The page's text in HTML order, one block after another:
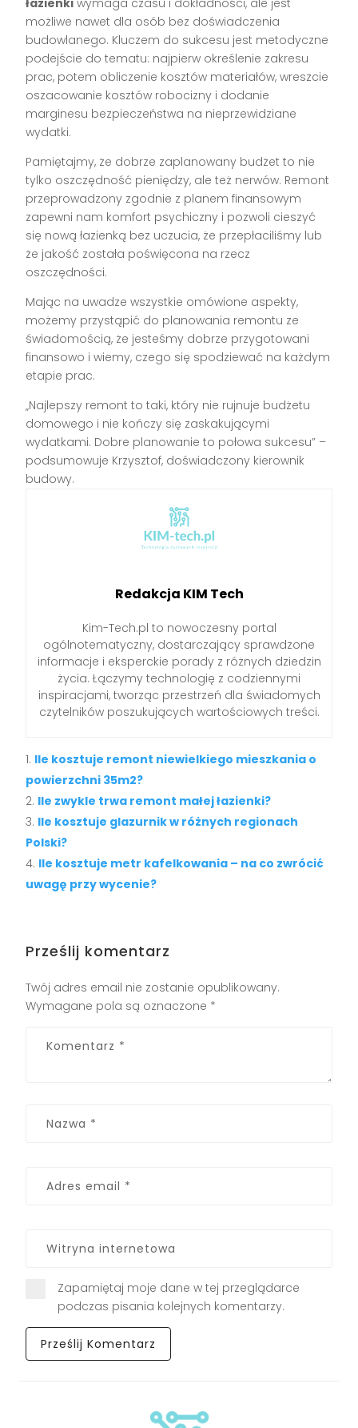
możliwe nawet dla osób bez doświadczenia
budowlanego. Kluczem do sukcesu jest metodyczne
podejście do tematu: najpierw określenie zakresu
prac, potem obliczenie kosztów materiałów, wreszcie
oszacowanie kosztów robocizny i dodanie
marginesu bezpieczeństwa na nieprzewidziane
wydatki.
Pamiętajmy, że dobrze zaplanowany budżet to nie
tylko oszczędność pieniędzy, ale też nerwów. Remont
przeprowadzony zgodnie z planem finansowym
zapewni nam komfort psychiczny i pozwoli cieszyć
się nową łazienką bez uczucia, że przepłaciliśmy lub
że jakość została poświęcona na rzecz
oszczędności.
Mając na uwadze wszystkie omówione aspekty,
możemy przystąpić do planowania remontu ze
świadomością, że jesteśmy dobrze przygotowani
finansowo i wiemy, czego się spodziewać na każdym
etapie prac.
„Najlepszy remont to taki, który nie rujnuje budżetu
domowego i nie kończy się zaskakującymi
wydatkami. Dobre planowanie to połowa sukcesu” –
podsumowuje Krzysztof, doświadczony kierownik
budowy.
Redakcja KIM Tech
Kim-Tech.pl to nowoczesny portal
ogólnotematyczny, dostarczający sprawdzone
informacje i eksperckie porady z różnych dziedzin
życia. Łączymy technologię z codziennymi
inspiracjami, tworząc przestrzeń dla świadomych
czytelników poszukujących wartościowych treści.
Ile kosztuje remont niewielkiego mieszkania o
powierzchni 35m2?
Ile zwykle trwa remont małej łazienki?
Ile kosztuje glazurnik w różnych regionach
Polski?
Ile kosztuje metr kafelkowania – na co zwrócić
uwagę przy wycenie?
Prześlij komentarz
Twój adres email nie zostanie opublikowany.
Wymagane pola są oznaczone *
Zapamiętaj moje dane w tej przeglądarce
podczas pisania kolejnych komentarzy.